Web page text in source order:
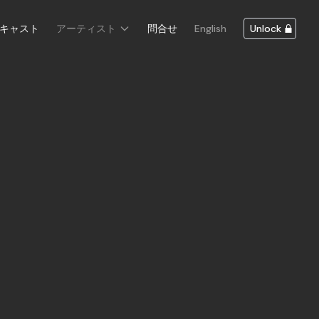
キャスト アーティスト 問合せ English Unlock